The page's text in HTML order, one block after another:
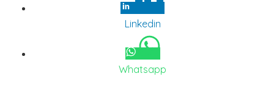
Linkedin
Whatsapp